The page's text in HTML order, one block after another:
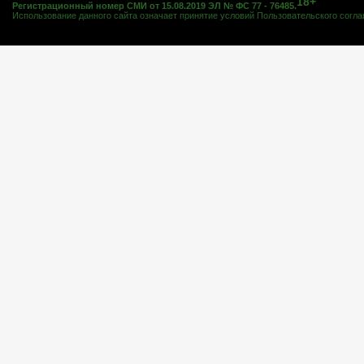
Регистрационный номер СМИ от 15.08.2019 ЭЛ № ФС 77 - 76485.
Использование данного сайта означает принятие условий Пользовательского